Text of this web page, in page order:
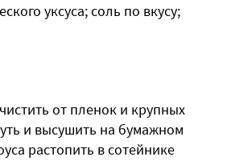
уксуса; соль по вкусу;
от пленок и крупных
и высушить на бумажном
растопить в сотейнике